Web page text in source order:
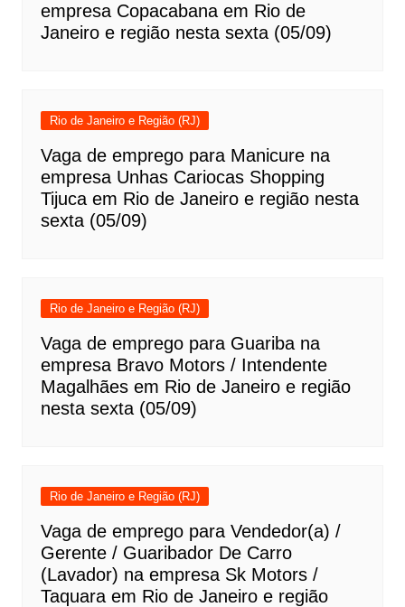
empresa Copacabana em Rio de
Janeiro e região nesta sexta (05/09)
Rio de Janeiro e Região (RJ)
Vaga de emprego para Manicure na
empresa Unhas Cariocas Shopping
Tijuca em Rio de Janeiro e região nesta
sexta (05/09)
Rio de Janeiro e Região (RJ)
Vaga de emprego para Guariba na
empresa Bravo Motors / Intendente
Magalhães em Rio de Janeiro e região
nesta sexta (05/09)
Rio de Janeiro e Região (RJ)
Vaga de emprego para Vendedor(a) /
Gerente / Guaribador De Carro
(Lavador) na empresa Sk Motors /
Taquara em Rio de Janeiro e região